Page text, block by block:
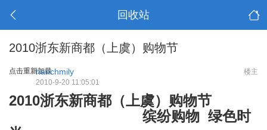
回收站
2010浙东新商都（上虞）购物节
点击重新加载 楼主
hanchmily
2010-9-20 11:05:01
2010浙东新商都（上虞）购物节
缤纷购物 绿色时